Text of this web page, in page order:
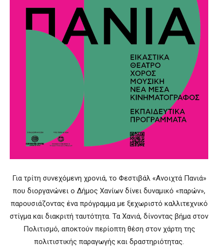
Για τρίτη συνεχόμενη χρονιά, το Φεστιβάλ «Ανοιχτά Πανιά»
που διοργανώνει ο Δήμος Χανίων δίνει δυναμικό «παρών»,
παρουσιάζοντας ένα πρόγραμμα με ξεχωριστό καλλιτεχνικό
στίγμα και διακριτή ταυτότητα. Τα Χανιά, δίνοντας βήμα στον
Πολιτισμό, αποκτούν περίοπτη θέση στον χάρτη της
πολιτιστικής παραγωγής και δραστηριότητας.